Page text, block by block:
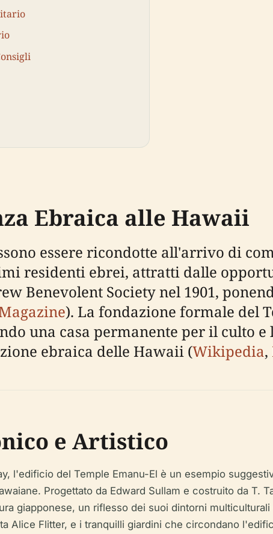
Ebraica alle Hawaii
essere ricondotte all'arrivo di
residenti ebrei, attratti dalle
Benevolent Society nel 1901,
). La fondazione formale del
una casa permanente per il culto
ebraica delle Hawaii (Wikipedia,
e Artistico
l'edificio del Temple Emanu-El è un esempio
Progettato da Edward Sullam e costruito da T.
giapponese, un riflesso dei suoi dintorni multiculturali
Alice Flitter, e i tranquilli giardini che circondano